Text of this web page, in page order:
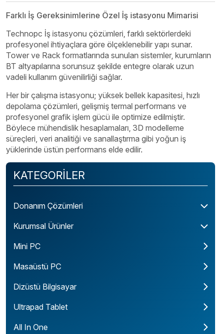
KATEGORİLER
Donanım Çözümleri
Kurumsal Ürünler
Mini PC
Masaüstü PC
Dizüstü Bilgisayar
Ultrapad Tablet
All In One
Farklı İş Gereksinimlerine Özel İş istasyonu Mimarisi
Technopc İş istasyonu çözümleri, farklı sektörlerdeki
profesyonel ihtiyaçlara göre ölçeklenebilir yapı sunar.
Tower ve Rack formatlarında sunulan sistemler, kurumların
BT altyapılarına sorunsuz şekilde entegre olarak uzun
vadeli kullanım güvenilirliği sağlar.
Her bir çalışma istasyonu; yüksek bellek kapasitesi, hızlı
depolama çözümleri, gelişmiş termal performans ve
profesyonel grafik işlem gücü ile optimize edilmiştir.
Böylece mühendislik hesaplamaları, 3D modelleme
süreçleri, veri analitiği ve sanallaştırma gibi yoğun iş
yüklerinde üstün performans elde edilir.